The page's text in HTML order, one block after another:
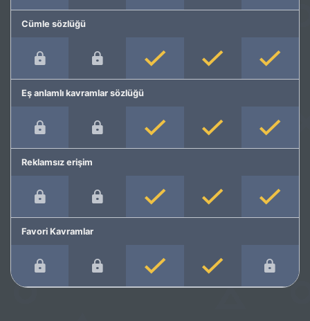
Cümle sözlüğü
Eş anlamlı kavramlar sözlüğü
Reklamsız erişim
Favori Kavramlar